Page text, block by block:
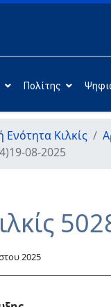
Πολίτης
Ενότητα Κιλκίς
08-2025
2025